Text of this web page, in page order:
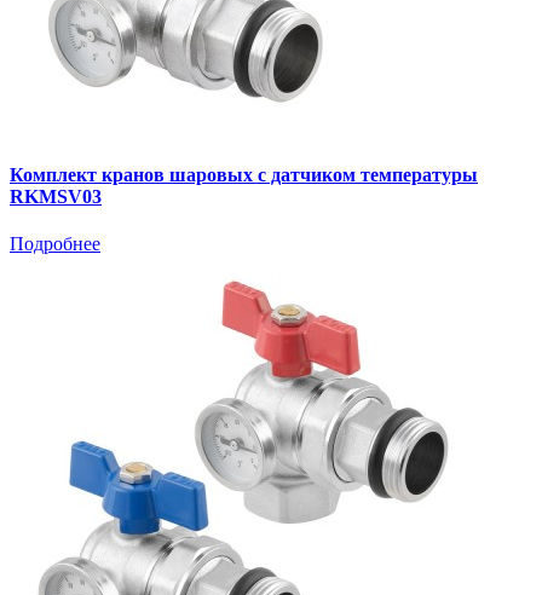
Комплект кранов шаровых с датчиком температуры
RKMSV03
Подробнее